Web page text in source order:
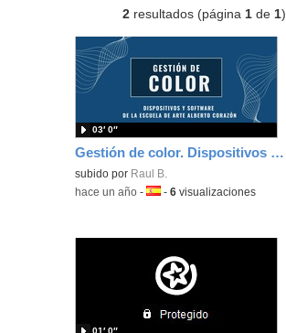
2 resultados (página1 de1)
Gestión de color. Dispositivos y software de la escuela de arte Alberto Corazón
Contenido educativo.
subido por Raul B.
03′ 0″
-hace un año -Idioma:
-6 visualizaciones
01′ 0″